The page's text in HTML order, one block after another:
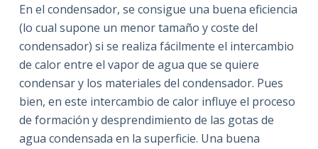
En el condensador, se consigue una buena eficiencia
(lo cual supone un menor tamaño y coste del
condensador) si se realiza fácilmente el intercambio
de calor entre el vapor de agua que se quiere
condensar y los materiales del condensador. Pues
bien, en este intercambio de calor influye el proceso
de formación y desprendimiento de las gotas de
agua condensada en la superficie. Una buena